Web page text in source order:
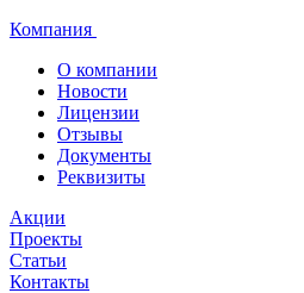
Компания
О компании
Новости
Лицензии
Отзывы
Документы
Реквизиты
Акции
Проекты
Статьи
Контакты